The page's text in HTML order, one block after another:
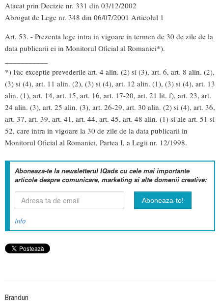
Atacat prin Decizie nr. 331 din 03/12/2002
Abrogat de Lege nr. 348 din 06/07/2001 Articolul 1
Art. 53. - Prezenta lege intra in vigoare in termen de 30 de zile de la
data publicarii ei in Monitorul Oficial al Romaniei*).
*) Fac exceptie prevederile art. 4 alin. (2) si (3), art. 6, art. 8 alin. (2),
(3) si (4), art. 11 alin. (2), (3) si (4), art. 12 alin. (1), (3) si (4), art. 13
alin. (1), art. 14, art. 15, art. 16, art. 17-20, art. 21 lit. f), art. 23, art.
24 alin. (3), art. 25 alin. (3), art. 26-29, art. 30 alin. (2) si (4), art. 36,
art. 37, art. 39, art. 41, art. 44, art. 45, art. 48 alin. (1) si ale art. 51 si
52, care intra in vigoare la 30 de zile de la data publicarii in
Monitorul Oficial al Romaniei, Partea I, a Legii nr. 12/1998.
Aboneaza-te la newsletterul IQads cu cele mai importante
articole despre comunicare, marketing si alte domenii creative:
Info
Branduri